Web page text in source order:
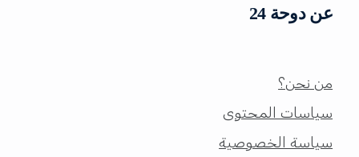
عن دوحة 24
من نحن؟
سياسات المحتوى
سياسة الخصوصية